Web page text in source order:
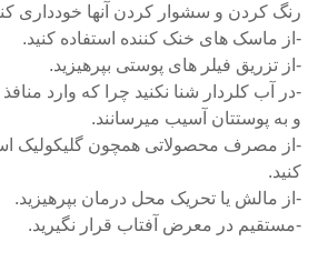
رنگ کردن و سشوار کردن آنها خودداری
-از ماسک های خنک کننده استفاده کنید.
-از تزریق فیلر های پوستی بپرهیزید.
-در آب کلردار شنا نکنید چرا که وارد
و به پوستتان آسیب میرسانند.
-از مصرف محصولاتی همچون گلیکولیک
کنید.
-از مالش یا تحریک محل درمان بپرهیزید.
-مستقیم در معرض آفتاب قرار نگیرید.